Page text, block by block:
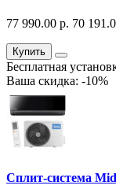
77 990.00 р. 70
Купить
Бесплатная
Ваша скидка: -10%
Сплит-система